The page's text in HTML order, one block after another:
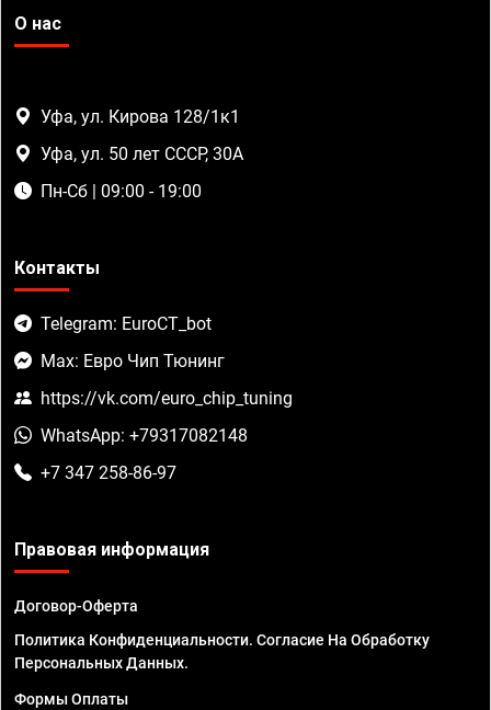
О нас
Уфа, ул. Кирова 128/1к1
Уфа, ул. 50 лет СССР, 30А
Пн-Сб | 09:00 - 19:00
Контакты
Telegram: EuroCT_bot
Max: Евро Чип Тюнинг
https://vk.com/euro_chip_tuning
WhatsApp: +79317082148
+7 347 258-86-97
Правовая информация
Договор-Оферта
Политика Конфиденциальности. Согласие На Обработку
Персональных Данных.
Формы Оплаты